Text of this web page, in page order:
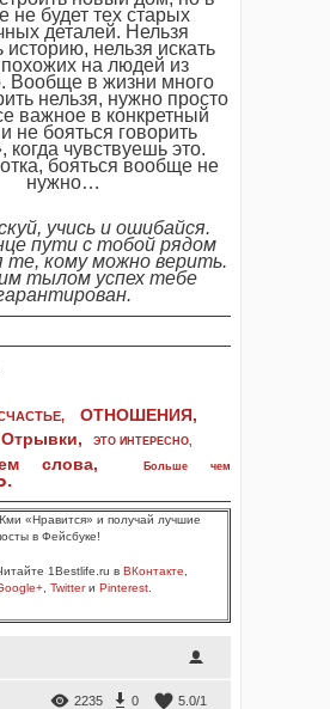
не будет тех старых
деталей. Нельзя
историю, нельзя искать
на людей из
Вообще в жизни много
нельзя, нужно просто
важное в конкретный
не бояться говорить
чувствуешь это.
бояться вообще не
нужно…
учись и ошибайся.
пути с тобой рядом
те, кому можно верить.
тылом успех тебе
ОТНОШЕНИЯ,
Отрывки, ЭТО ИНТЕРЕСНО,
слова,
Больше чем
.
«Нравится» и получай лучшие
в Фейсбуке!
1Bestlife.ru в ВКонтакте
Twitterи Pinterest
2235 0 5.0/1